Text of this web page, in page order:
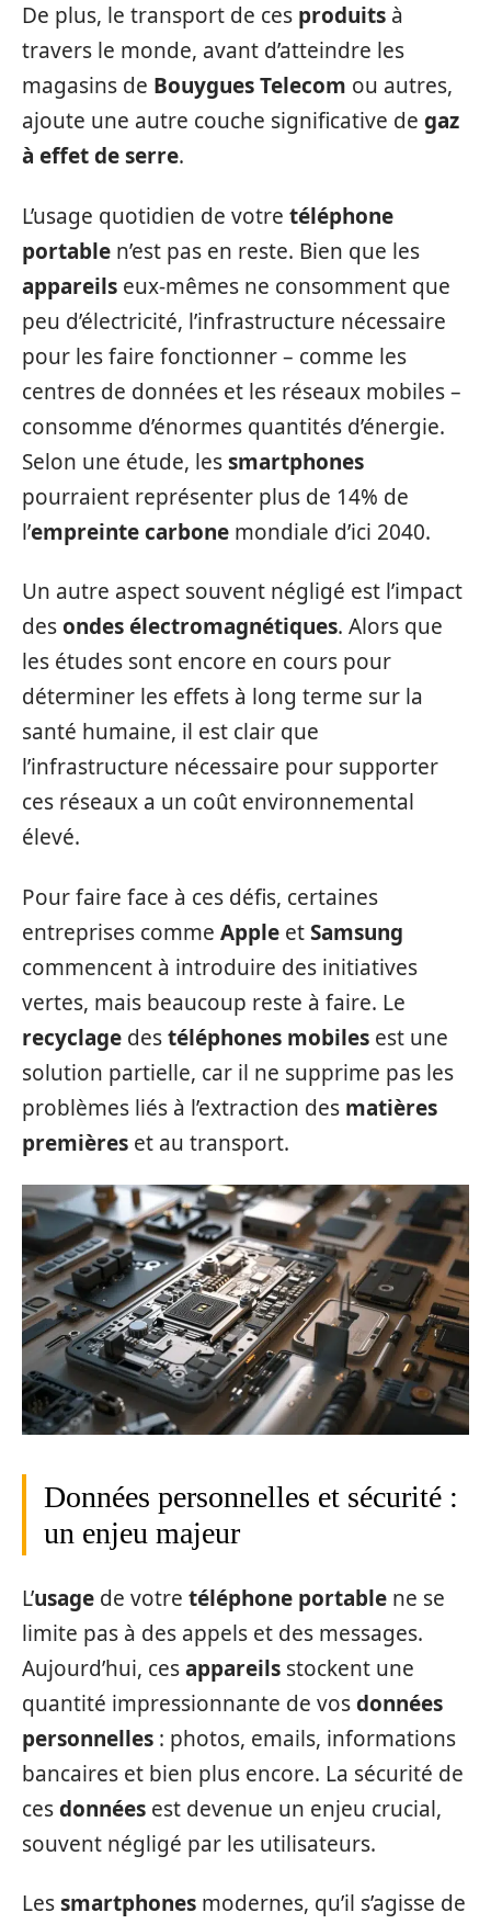
De plus, le transport de ces produits à
travers le monde, avant d’atteindre les
magasins de Bouygues Telecom ou autres,
ajoute une autre couche significative de gaz
à effet de serre.
L’usage quotidien de votre téléphone
portable n’est pas en reste. Bien que les
appareils eux-mêmes ne consomment que
peu d’électricité, l’infrastructure nécessaire
pour les faire fonctionner – comme les
centres de données et les réseaux mobiles –
consomme d’énormes quantités d’énergie.
Selon une étude, lessmartphones
pourraient représenter plus de 14% de
l’empreinte carbone mondiale d’ici 2040.
Un autre aspect souvent négligé est l’impact
desondes électromagnétiques. Alors que
les études sont encore en cours pour
déterminer les effets à long terme sur la
santé humaine, il est clair que
l’infrastructure nécessaire pour supporter
ces réseaux a un coût environnemental
élevé.
Pour faire face à ces défis, certaines
entreprises comme Apple etSamsung
commencent à introduire des initiatives
vertes, mais beaucoup reste à faire. Le
recyclage destéléphones mobiles est une
solution partielle, car il ne supprime pas les
problèmes liés à l’extraction des matières
premières et au transport.
Données personnelles et sécurité :
un enjeu majeur
L’usage de votre téléphone portable ne se
limite pas à des appels et des messages.
Aujourd’hui, cesappareils stockent une
quantité impressionnante de vosdonnées
personnelles : photos, emails, informations
bancaires et bien plus encore. La sécurité de
cesdonnées est devenue un enjeu crucial,
souvent négligé par les utilisateurs.
Lessmartphones modernes, qu’il s’agisse de